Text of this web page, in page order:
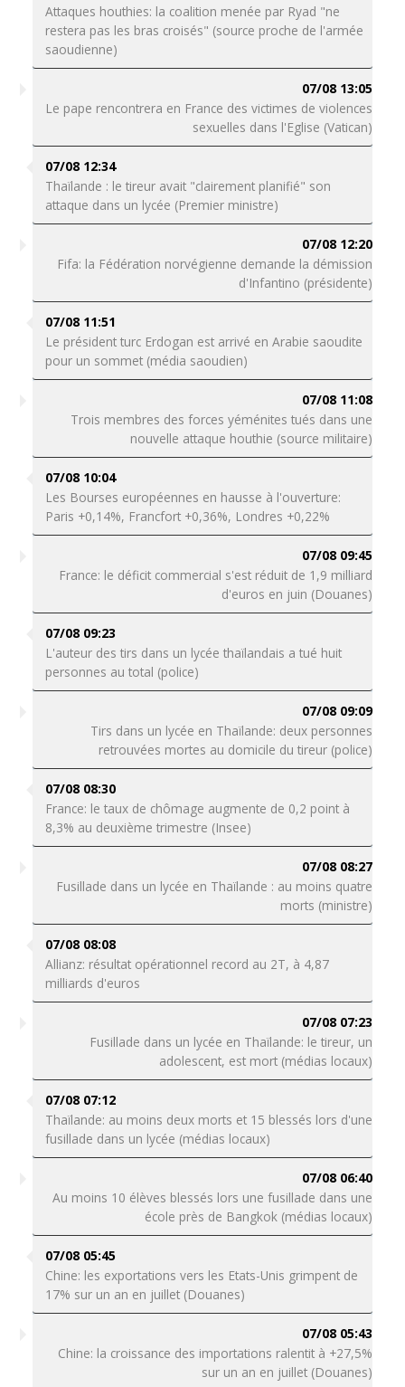
Attaques houthies: la coalition menée par Ryad "ne
restera pas les bras croisés" (source proche de l'armée
saoudienne)
07/08 13:05
Le pape rencontrera en France des victimes de violences
sexuelles dans l'Eglise (Vatican)
07/08 12:34
Thaïlande : le tireur avait "clairement planifié" son
attaque dans un lycée (Premier ministre)
07/08 12:20
Fifa: la Fédération norvégienne demande la démission
d'Infantino (présidente)
07/08 11:51
Le président turc Erdogan est arrivé en Arabie saoudite
pour un sommet (média saoudien)
07/08 11:08
Trois membres des forces yéménites tués dans une
nouvelle attaque houthie (source militaire)
07/08 10:04
Les Bourses européennes en hausse à l'ouverture:
Paris +0,14%, Francfort +0,36%, Londres +0,22%
07/08 09:45
France: le déficit commercial s'est réduit de 1,9 milliard
d'euros en juin (Douanes)
07/08 09:23
L'auteur des tirs dans un lycée thaïlandais a tué huit
personnes au total (police)
07/08 09:09
Tirs dans un lycée en Thaïlande: deux personnes
retrouvées mortes au domicile du tireur (police)
07/08 08:30
France: le taux de chômage augmente de 0,2 point à
8,3% au deuxième trimestre (Insee)
07/08 08:27
Fusillade dans un lycée en Thaïlande : au moins quatre
morts (ministre)
07/08 08:08
Allianz: résultat opérationnel record au 2T, à 4,87
milliards d'euros
07/08 07:23
Fusillade dans un lycée en Thaïlande: le tireur, un
adolescent, est mort (médias locaux)
07/08 07:12
Thaïlande: au moins deux morts et 15 blessés lors d'une
fusillade dans un lycée (médias locaux)
07/08 06:40
Au moins 10 élèves blessés lors une fusillade dans une
école près de Bangkok (médias locaux)
07/08 05:45
Chine: les exportations vers les Etats-Unis grimpent de
17% sur un an en juillet (Douanes)
07/08 05:43
Chine: la croissance des importations ralentit à +27,5%
sur un an en juillet (Douanes)